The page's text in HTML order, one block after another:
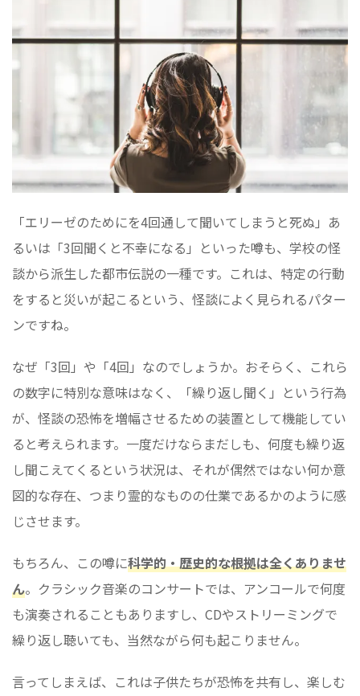
「エリーゼのためにを4回通して聞いてしまうと死ぬ」あ
るいは「3回聞くと不幸になる」といった噂も、学校の怪
談から派生した都市伝説の一種です。これは、特定の行動
をすると災いが起こるという、怪談によく見られるパター
ンですね。
なぜ「3回」や「4回」なのでしょうか。おそらく、これら
の数字に特別な意味はなく、「繰り返し聞く」という行為
が、怪談の恐怖を増幅させるための装置として機能してい
ると考えられます。一度だけならまだしも、何度も繰り返
し聞こえてくるという状況は、それが偶然ではない何か意
図的な存在、つまり霊的なものの仕業であるかのように感
じさせます。
もちろん、この噂に科学的・歴史的な根拠は全くありませ
ん。クラシック音楽のコンサートでは、アンコールで何度
も演奏されることもありますし、CDやストリーミングで
繰り返し聴いても、当然ながら何も起こりません。
言ってしまえば、これは子供たちが恐怖を共有し、楽しむ